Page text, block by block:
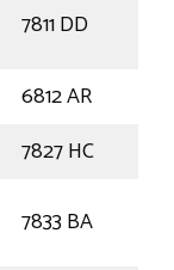
7811 DD
6812 AR
7827 HC
7833 BA